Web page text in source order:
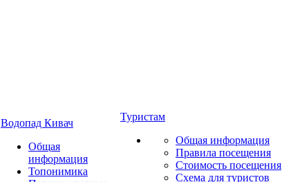
Водопад Кивач
Общая
информация
Топонимика
Туристам
Общая информация
Правила посещения
Стоимость посещения
Схема для туристов